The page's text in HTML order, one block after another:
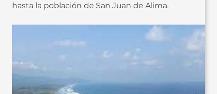
hasta la población de San Juan de Alima.